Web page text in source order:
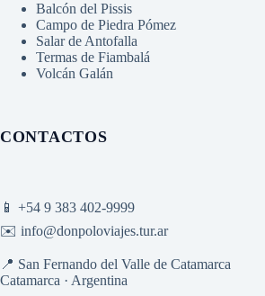
Balcón del Pissis
Campo de Piedra Pómez
Salar de Antofalla
Termas de Fiambalá
Volcán Galán
CONTACTOS
📱 +54 9 383 402-9999
✉️ info@donpoloviajes.tur.ar
📍 San Fernando del Valle de Catamarca
Catamarca · Argentina